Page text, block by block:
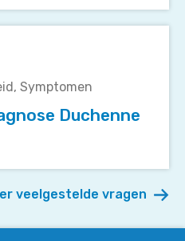
Symptomen
Duchenne
veelgestelde vragen